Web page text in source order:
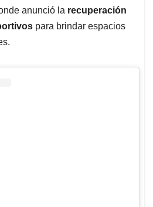
anunció la recuperación
para brindar espacios